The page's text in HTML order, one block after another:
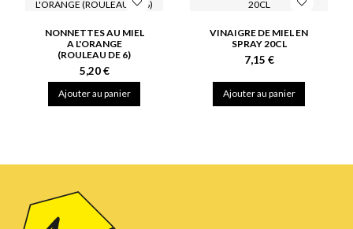
NONNETTES AU MIEL
A L'ORANGE
(ROULEAU DE 6)
5,20 €
Ajouter au panier
VINAIGRE DE MIEL EN
SPRAY 20CL
7,15 €
Ajouter au panier